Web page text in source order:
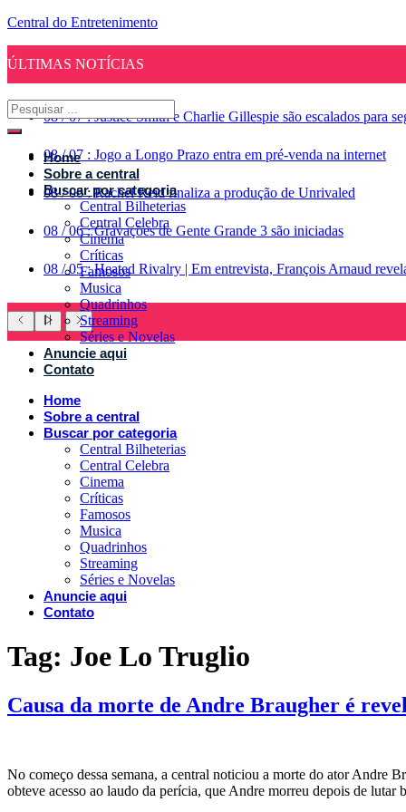
Central do Entretenimento
ÚLTIMAS NOTÍCIAS
08 / 07 : Justice Smith e Charlie Gillespie são escalados para
08 / 07 : Jogo a Longo Prazo entra em pré-venda na internet
08 / 06 : Rachel Reid finaliza a produção de Unrivaled
08 / 06 : Gravações de Gente Grande 3 são iniciadas
08 / 05 : Heated Rivalry | Em entrevista, François Arnaud
Home
Sobre a central
Buscar por categoria
Central Bilheterias
Central Celebra
Cinema
Críticas
Famosos
Musica
Quadrinhos
Streaming
Séries e Novelas
Anuncie aqui
Contato
Home
Sobre a central
Buscar por categoria
Central Bilheterias
Central Celebra
Cinema
Críticas
Famosos
Musica
Quadrinhos
Streaming
Séries e Novelas
Anuncie aqui
Contato
Tag: Joe Lo Truglio
Causa da morte de Andre Braugher é
No começo dessa semana, a central noticiou a morte do ator Andre
obteve acesso ao laudo da perícia, que Andre morreu depois de